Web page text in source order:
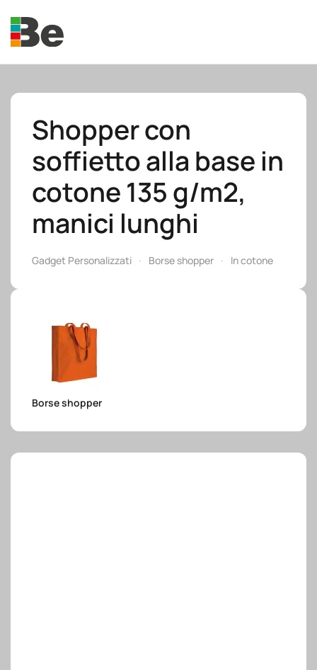
Skip to main content
Shopper con
soffietto alla base in
cotone 135 g/m2,
manici lunghi
Gadget Personalizzati Borse shopper In cotone
Borse shopper